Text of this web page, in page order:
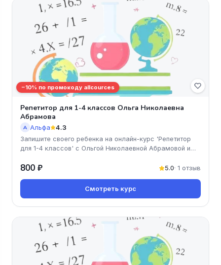
−10% по промокоду allcources
Репетитор для 1-4 классов Ольга Николаевна
Абрамова
А Альфа 4.3
Запишите своего ребенка на онлайн-курс 'Репетитор
для 1-4 классов' с Ольгой Николаевной Абрамовой и
800 ₽ 5.0· 1 отзыв
Смотреть курс